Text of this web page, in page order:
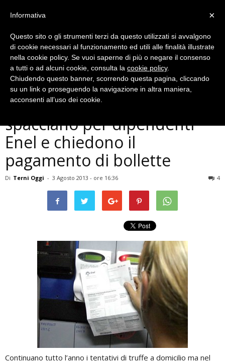
Cronaca
Terni, truffe a domicilio: si
spacciano per dipendenti
Enel e chiedono il
pagamento di bollette
Di Terni Oggi - 3 Agosto 2013 - ore 16:36 4
Continuano tutto l’anno i tentativi di truffe a domicilio ma nel
×
Informativa
Questo sito o gli strumenti terzi da questo utilizzati si avvalgono
di cookie necessari al funzionamento ed utili alle finalità illustrate
nella cookie policy. Se vuoi saperne di più o negare il consenso
a tutti o ad alcuni cookie, consulta la cookie policy.
Chiudendo questo banner, scorrendo questa pagina, cliccando
su un link o proseguendo la navigazione in altra maniera,
acconsenti all’uso dei cookie.